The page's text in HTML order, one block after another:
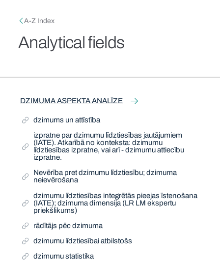
Breadcrumb
A-Z Index
Analytical fields
DZIMUMA ASPEKTA ANALĪZE
dzimums un attīstība
Related Term
izpratne par dzimumu līdztiesības jautājumiem
(IATE). Atkarībā no konteksta: dzimumu
līdztiesības izpratne, vai arī - dzimumu attiecību
izpratne.
Related Term
Nevērība pret dzimumu līdztiesību; dzimuma
neievērošana
Related Term
dzimumu līdztiesības integrētās pieejas īstenošana
(IATE); dzimuma dimensija (LR LM ekspertu
priekšlikums)
Related Term
rādītājs pēc dzimuma
Related Term
dzimumu līdztiesībai atbilstošs
Related Term
dzimumu statistika
Related Term
Related Term
Narrow Term
Narrow Term
Narrow Term
Related Term
Related Term
Related Term
Narrow Term
Related Term
Related Term
Narrow Term
Related Term
Related Term
Related Term
Narrow Term
Related Term
Related Term
Related Term
Related Term
Narrow Term
Narrow Term
Related Term
Narrow Term
Narrow Term
Related Term
Narrow Term
Narrow Term
Related Term
Related Term
Related Term
Narrow Term
Related Term
Related Term
Related Term
Narrow Term
Related Term